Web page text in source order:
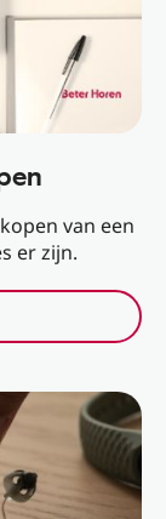
van een
er zijn.